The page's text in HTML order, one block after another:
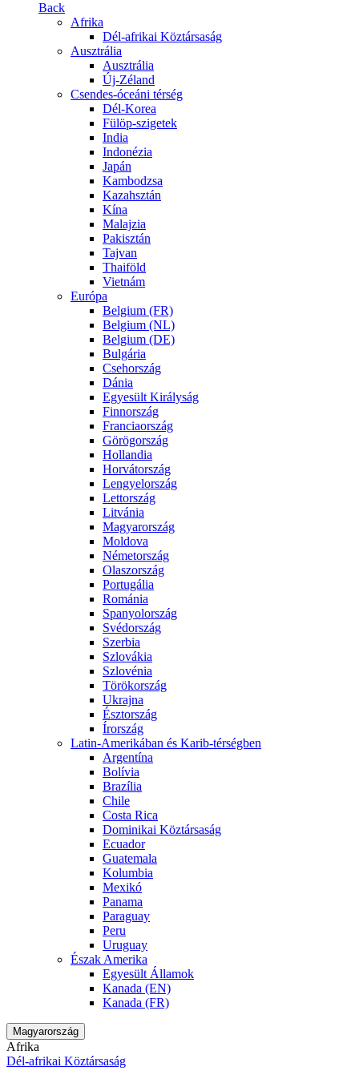
Back
Afrika
Dél-afrikai Köztársaság
Ausztrália
Ausztrália
Új-Zéland
Csendes-óceáni térség
Dél-Korea
Fülöp-szigetek
India
Indonézia
Japán
Kambodzsa
Kazahsztán
Kína
Malajzia
Pakisztán
Tajvan
Thaiföld
Vietnám
Európa
Belgium (FR)
Belgium (NL)
Belgium (DE)
Bulgária
Csehország
Dánia
Egyesült Királyság
Finnország
Franciaország
Görögország
Hollandia
Horvátország
Lengyelország
Lettország
Litvánia
Magyarország
Moldova
Németország
Olaszország
Portugália
Románia
Spanyolország
Svédország
Szerbia
Szlovákia
Szlovénia
Törökország
Ukrajna
Észtország
Írország
Latin-Amerikában és Karib-térségben
Argentína
Bolívia
Brazília
Chile
Costa Rica
Dominikai Köztársaság
Ecuador
Guatemala
Kolumbia
Mexikó
Panama
Paraguay
Peru
Uruguay
Észak Amerika
Egyesült Államok
Kanada (EN)
Kanada (FR)
Magyarország
Afrika
Dél-afrikai Köztársaság